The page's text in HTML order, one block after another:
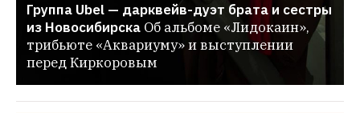
Группа Ubel — дарквейв-дуэт брата и сестры
из Новосибирска Об альбоме «Лидокаин»,
трибьюте «Аквариуму» и выступлении
перед Киркоровым